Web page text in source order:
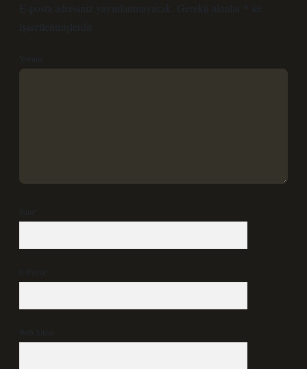
E-posta adresiniz yayınlanmayacak. Gerekli alanlar
ile
işaretlenmişlerdir
Yorum
İsim*
E-Posta*
Web Sitesi